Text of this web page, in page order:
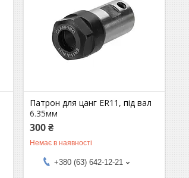
Патрон для цанг ER11, під вал
6.35мм
300 ₴
Немає в наявності
+380 (63) 642-12-21